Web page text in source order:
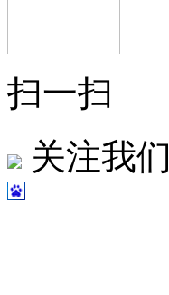
扫一扫
关注我们